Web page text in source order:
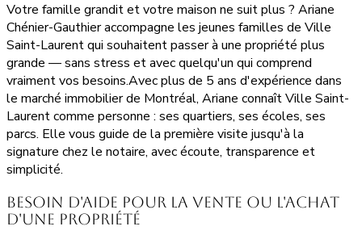
Votre famille grandit et votre maison ne suit plus ? Ariane
Chénier-Gauthier accompagne les jeunes familles de Ville
Saint-Laurent qui souhaitent passer à une propriété plus
grande — sans stress et avec quelqu'un qui comprend
vraiment vos besoins.Avec plus de 5 ans d'expérience dans
le marché immobilier de Montréal, Ariane connaît Ville Saint-
Laurent comme personne : ses quartiers, ses écoles, ses
parcs. Elle vous guide de la première visite jusqu'à la
signature chez le notaire, avec écoute, transparence et
simplicité.
Besoin d'aide pour la vente ou l'achat
d'une propriété